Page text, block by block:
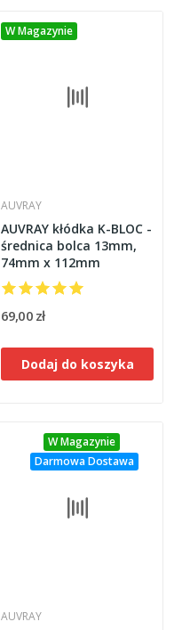
W Magazynie
AUVRAY
AUVRAY kłódka K-BLOC -
średnica bolca 13mm,
74mm x 112mm
69,00 zł
Dodaj do koszyka
W Magazynie
Darmowa Dostawa
AUVRAY